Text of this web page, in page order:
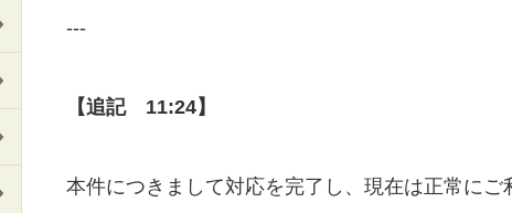
---
【追記 11:24】
本件につきまして対応を完了し、現在は正常に